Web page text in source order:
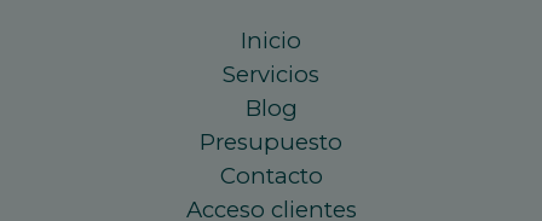
Inicio
Servicios
Blog
Presupuesto
Contacto
Acceso clientes